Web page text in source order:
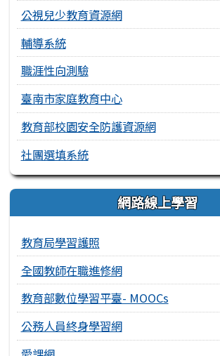
公視兒少教育資源網
輔導系統
職涯性向測驗
臺南市家庭教育中心
教育部校園安全防護資源網
社團選填系統
網路線上學習
教育局學習護照
全國教師在職進修網
教育部數位學習平臺- MOOCs
公務人員終身學習網